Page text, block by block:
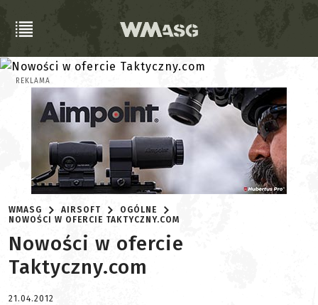
REKLAMA
WMASG AIRSOFT
OGÓLNE
NOWOŚCI W OFERCIE TAKTYCZNY.COM
Nowości w ofercie
Taktyczny.com
21.04.2012